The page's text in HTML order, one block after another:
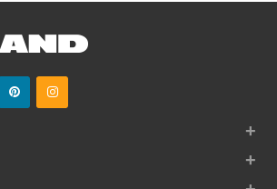
+
+